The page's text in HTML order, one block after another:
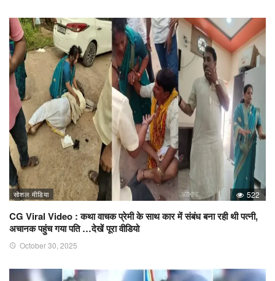
सोशल मीडिया 522
CG Viral Video : कथा वाचक प्रेमी के साथ कार में संबंध बना रही थी पत्नी,
अचानक पहुंच गया पति …देखें पूरा वीडियो
October 30, 2025